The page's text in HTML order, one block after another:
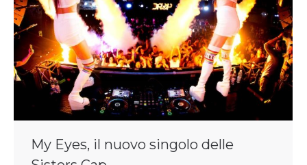
My Eyes, il nuovo singolo delle